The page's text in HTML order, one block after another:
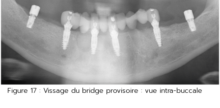
Figure 17 : Vissage du bridge provisoire : vue intra-buccale